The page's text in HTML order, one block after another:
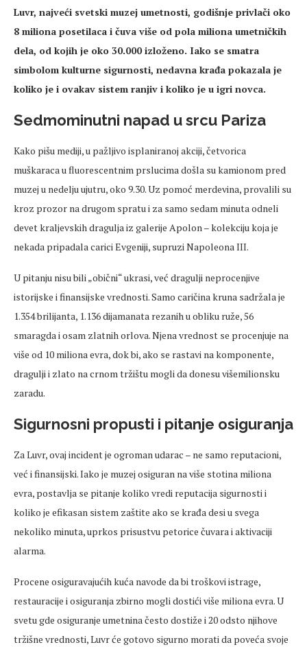
Luvr, najveći svetski muzej umetnosti, godišnje privlači oko
8 miliona posetilaca i čuva više od pola miliona umetničkih
dela, od kojih je oko 30.000 izloženo. Iako se smatra
simbolom kulturne sigurnosti, nedavna krađa pokazala je
koliko je i ovakav sistem ranjiv i koliko je u igri novca.
Sedmominutni napad u srcu Pariza
Kako pišu mediji, u pažljivo isplaniranoj akciji, četvorica
muškaraca u fluorescentnim prslucima došla su kamionom pred
muzej u nedeljuujutru, oko 9.30. Uz pomoć merdevina, provalili su
kroz prozor na drugom spratu i za samo sedam minutaodneli
devet kraljevskih dragulja iz galerije Apolon– kolekciju koja je
nekada pripadala carici Evgeniji, supruzi Napoleona III.
U pitanju nisu bili „obični“ ukrasi, već dragulji neprocenjive
istorijske i finansijske vrednosti. Samo caričina kruna sadržala je
1.354 brilijanta, 1.136 dijamanata rezanih u obliku ruže, 56
smaragda i osam zlatnih orlova. Njenavrednost se procenjuje na
više od 10 miliona evra, dok bi, ako se rastavi na komponente,
dragulji i zlato na crnom tržištu mogli da donesuvišemilionsku
zaradu.
Sigurnosni propusti i pitanje osiguranja
Za Luvr, ovaj incident je ogroman udarac – ne samo reputacioni,
već i finansijski. Iako je muzej osiguran na više stotina miliona
evra, postavlja se pitanje koliko vredi reputacija sigurnosti i
koliko je efikasan sistem zaštite ako se krađa desi u svega
nekoliko minuta, uprkos prisustvu petorice čuvara i aktivaciji
alarma.
Procene osiguravajućih kuća navode da bi troškovi istrage,
restauracije i osiguranja zbirno mogli dostići više miliona evra. U
svetugde osiguranje umetninačesto dostiže i 20 odsto njihove
tržišne vrednosti, Luvr će gotovo sigurno morati da poveća svoje